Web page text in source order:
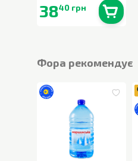
3840 грн
Фора рекомендує